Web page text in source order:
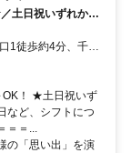
土日祝いずれかの
1徒歩約4分、千葉
、千葉都市モノレ
ー 千城台駅より
OK！ ★土日祝いず
など、シフトにつ
＝...
の「思い出」を演